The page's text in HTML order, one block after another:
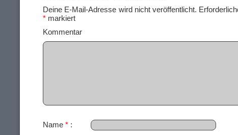
Deine E-Mail-Adresse wird nicht veröffentlicht.
* markiert
Name *